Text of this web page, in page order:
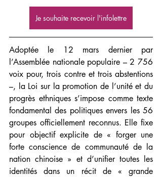
Je souhaite recevoir l'infolettre
Adoptée le 12 mars dernier par
l’Assemblée nationale populaire – 2 756
voix pour, trois contre et trois abstentions
–, la Loi sur la promotion de l’unité et du
progrès ethniques s’impose comme texte
fondamental des politiques envers les 56
groupes officiellement reconnus. Elle fixe
pour objectif explicite de « forger une
forte conscience de communauté de la
nation chinoise » et d’unifier toutes les
identités dans un récit de « grande